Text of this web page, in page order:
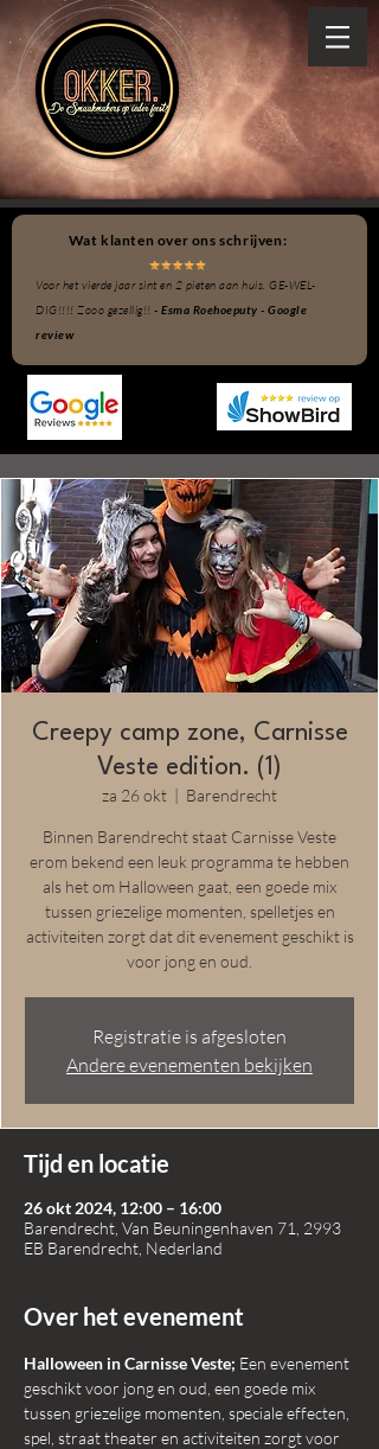
Wat klanten over ons schrijven:
Voor het vierde jaar sint en 2 pieten aan huis. GE-WEL-
DIG!!!! Zooo gezellig!! - Esma Roehoeputy - Google
review
Creepy camp zone, Carnisse
Veste edition. (1)
za 26 okt
  |
Barendrecht
Binnen Barendrecht staat Carnisse Veste
erom bekend een leuk programma te hebben
als het om Halloween gaat, een goede mix
tussen griezelige momenten, spelletjes en
activiteiten zorgt dat dit evenement geschikt is
voor jong en oud.
Registratie is afgesloten
Andere evenementen bekijken
Tijd en locatie
26 okt 2024, 12:00 – 16:00
Barendrecht, Van Beuningenhaven 71, 2993
EB Barendrecht, Nederland
Over het evenement
Halloween in Carnisse Veste; Een evenement
geschikt voor jong en oud, een goede mix
tussen griezelige momenten, speciale effecten,
spel, straat theater en activiteiten zorgt voor